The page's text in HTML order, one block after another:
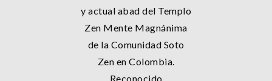
y actual abad del Templo
Zen Mente Magnánima
de la Comunidad Soto
Zen en Colombia.
Reconocido